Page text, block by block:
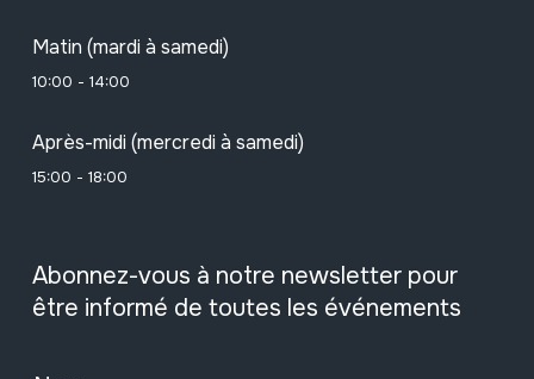
Matin (mardi à samedi)
10:00 - 14:00
Après-midi (mercredi à samedi)
15:00 - 18:00
Abonnez-vous à notre newsletter pour
être informé de toutes les événements